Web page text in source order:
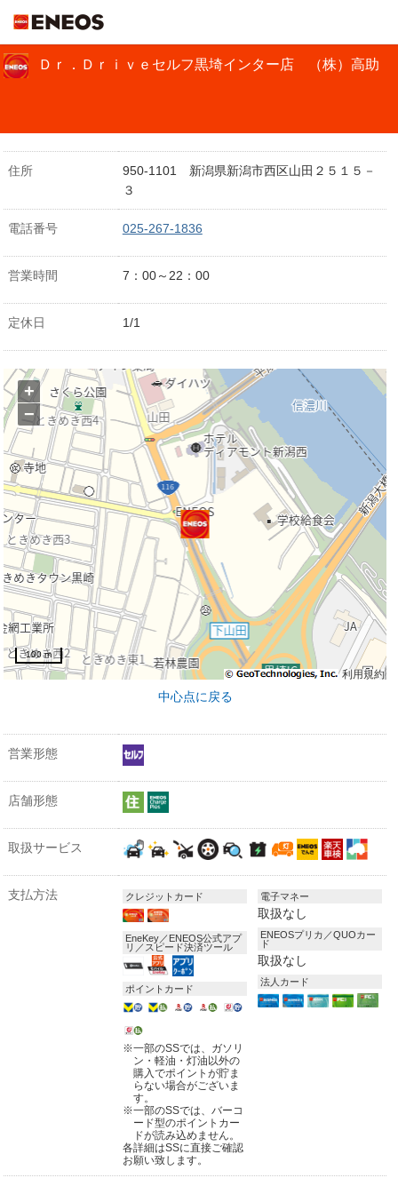
Ｄｒ．Ｄｒｉｖｅセルフ黒埼インター店 （株）高助
住所
950-1101 新潟県新潟市西区山田２５１５－
３
電話番号 025-267-1836
営業時間 7：00～22：00
定休日 1/1
利用規約
+
−
100 m
中心点に戻る
営業形態
店舗形態
取扱サービス
支払方法 クレジットカード
EneKey／ENEOS公式アプ
リ／スピード決済ツール
ポイントカード
※一部のSSでは、ガソリ
ン・軽油・灯油以外の
購入でポイントが貯ま
らない場合がございま
す。
※一部のSSでは、バーコ
ード型のポイントカー
ドが読み込めません。
各詳細はSSに直接ご確認
お願い致します。
電子マネー
取扱なし
ENEOSプリカ／QUOカー
ド
取扱なし
法人カード